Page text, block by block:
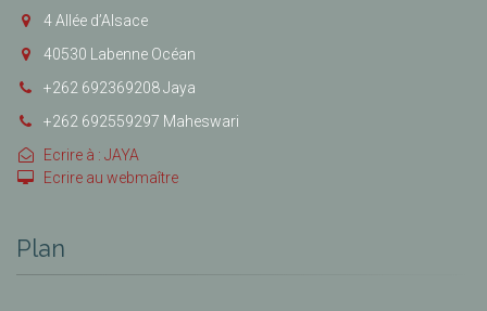
4 Allée d’Alsace
40530 Labenne Océan
+262 692369208 Jaya
+262 692559297 Maheswari
Ecrire à : JAYA
Ecrire au webmaître
Plan